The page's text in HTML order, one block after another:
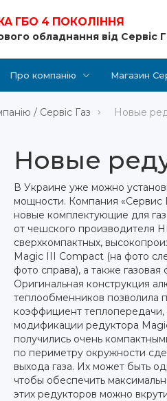
ГБО 4 ПОКОЛІННЯ
обладнання від Сервіс
Про компанію Магазин
/ Сервіс Газ Новые
Новые
В Украине уже можно
мощности. Компания «Сервис
новые комплектующие для
от чешского производителя
сверхкомпактных,
Magic III Compact (на фото
фото справа), а также
Оригинальная конструкция
теплообменников позволила
коэффициент теплопередачи,
модификации редуктора
получились очень
по периметру окружности
выхода газа. Их может быть
чтобы обеспечить
этих редукторов можно